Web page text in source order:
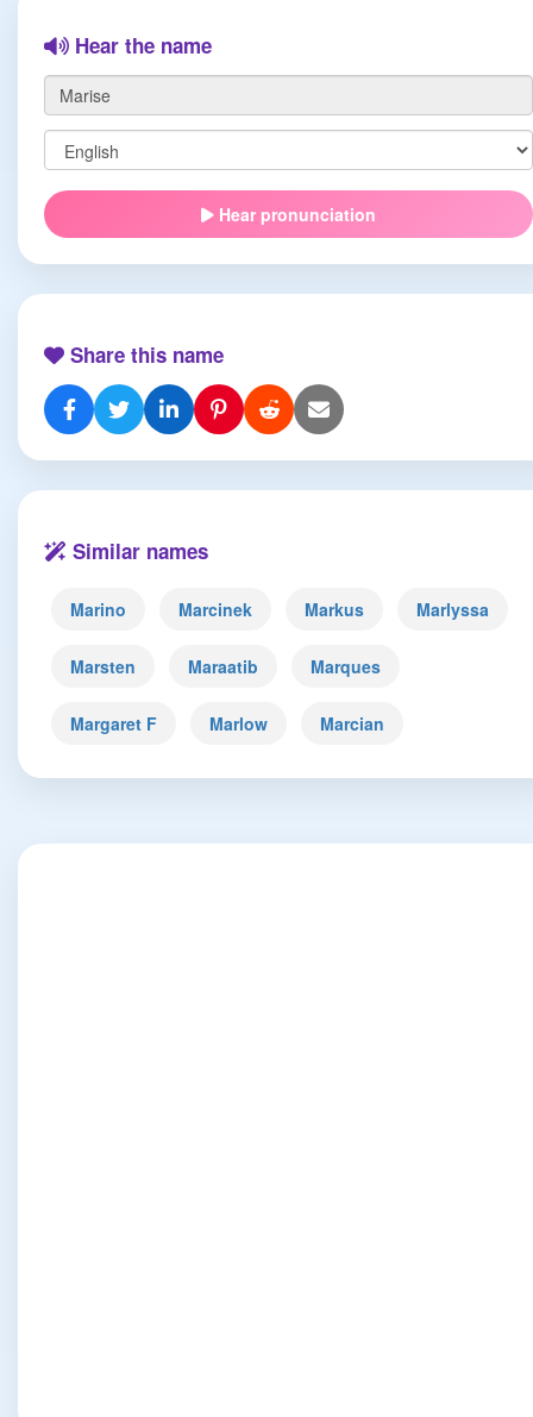
Hear the name
Hear pronunciation
Share this name
Similar names
Marino Marcinek Markus Marlyssa
Marsten Maraatib Marques
Margaret F Marlow Marcian